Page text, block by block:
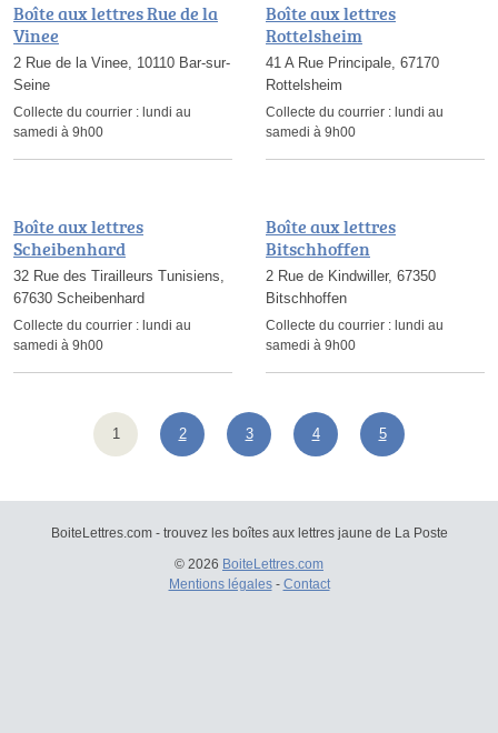
Boîte aux lettres Rue de la
Vinee
2 Rue de la Vinee, 10110 Bar-sur-
Seine
Collecte du courrier : lundi au
samedi à 9h00
Boîte aux lettres
Rottelsheim
41 A Rue Principale, 67170
Rottelsheim
Collecte du courrier : lundi au
samedi à 9h00
Boîte aux lettres
Scheibenhard
32 Rue des Tirailleurs Tunisiens,
67630 Scheibenhard
Collecte du courrier : lundi au
samedi à 9h00
Boîte aux lettres
Bitschhoffen
2 Rue de Kindwiller, 67350
Bitschhoffen
Collecte du courrier : lundi au
samedi à 9h00
1 2 3 4 5
BoiteLettres.com - trouvez les boîtes aux lettres jaune de La Poste
© 2026 BoiteLettres.com
Mentions légales- Contact